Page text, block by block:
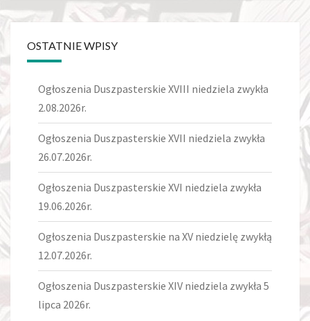
OSTATNIE WPISY
Ogłoszenia Duszpasterskie XVIII niedziela zwykła
2.08.2026r.
Ogłoszenia Duszpasterskie XVII niedziela zwykła
26.07.2026r.
Ogłoszenia Duszpasterskie XVI niedziela zwykła
19.06.2026r.
Ogłoszenia Duszpasterskie na XV niedzielę zwykłą
12.07.2026r.
Ogłoszenia Duszpasterskie XIV niedziela zwykła 5
lipca 2026r.